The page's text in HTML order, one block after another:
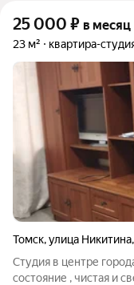
25 000 ₽ в месяц
23 м² квартира-
Томск,улица Никитина,
Студия в центре
состояние , чистая и